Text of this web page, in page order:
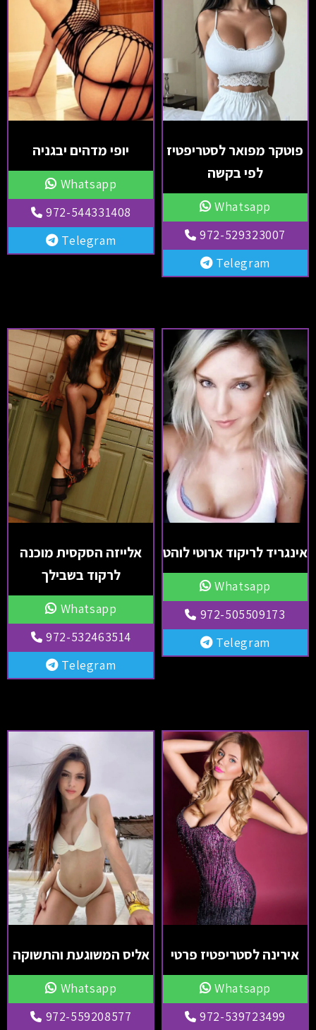
פוטקר מפואר לסטריפטיז
לפי בקשה
Whatsapp
972-529323007
Telegram
יופי מדהים יבגניה
Whatsapp
972-544331408
Telegram
אינגריד לריקוד ארוטי לוהט
Whatsapp
972-505509173
Telegram
אלייזה הסקסית מוכנה
לרקוד בשבילך
Whatsapp
972-532463514
Telegram
אירינה לסטריפטיז פרטי
Whatsapp
972-539723499
אליס המשוגעת והתשוקה
Whatsapp
972-559208577